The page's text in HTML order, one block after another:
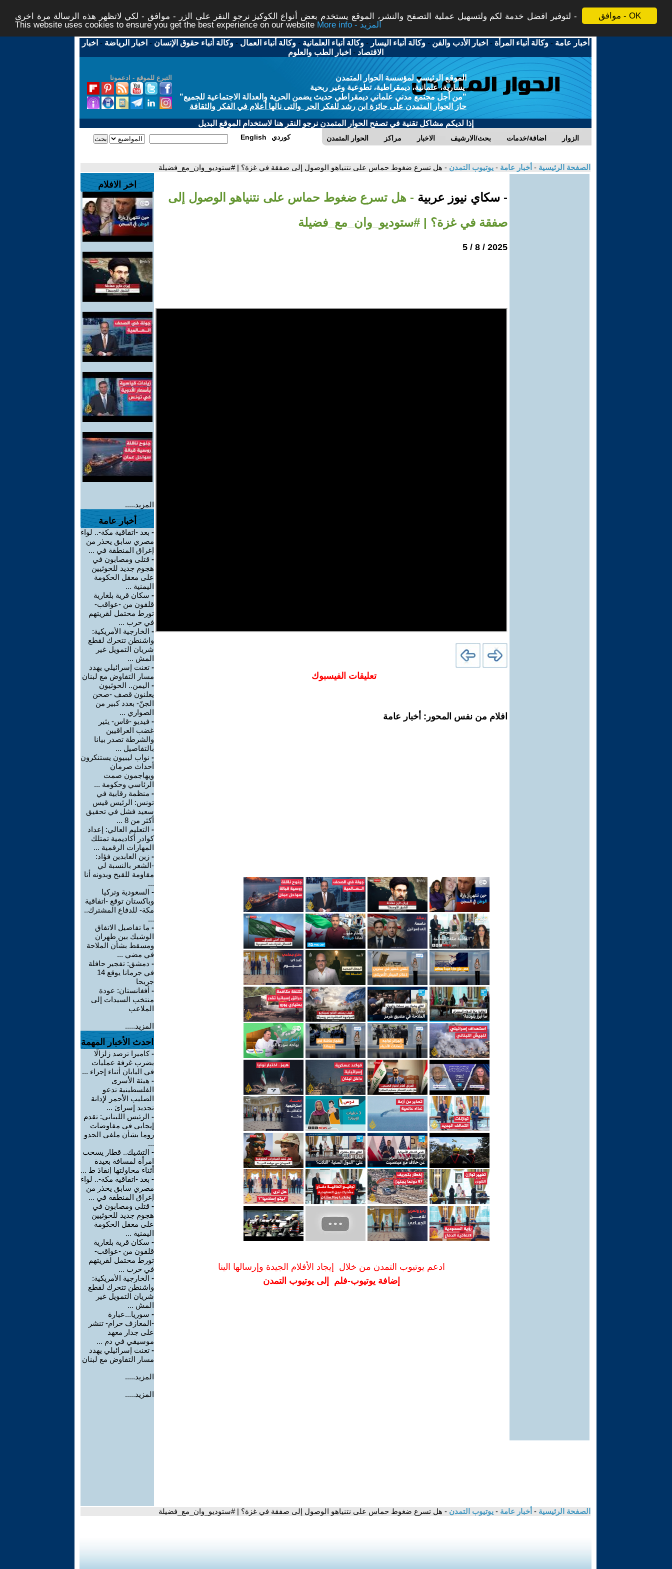
موافق - OK
لتوفير افضل خدمة لكم ولتسهيل عملية التصفح والنشر، الموقع يستخدم بعض أنواع الكوكيز نرجو النقر على الزر - موافق - لكي لاتظهر هذه الرسالة مرة اخرى -
This website uses cookies to ensure you get the best experience on our website
More info - المزيد
أخبار عامة -وكالة أنباء المرأة - اخبار الأدب والفن -وكالة أنباء اليسار -وكالة أنباء العلمانية -وكالة أنباء العمال -وكالة أنباء حقوق الإنسان - اخبار الرياضة - اخبار
الاقتصاد - اخبار الطب والعلوم
التبرع للموقع - ادعمونا
الموقع الرئيسي لمؤسسة الحوار المتمدن
يسارية، علمانية، ديمقراطية، تطوعية وغير ربحية
"من أجل مجتمع مدني علماني ديمقراطي حديث يضمن الحرية والعدالة الاجتماعية للجميع"
حاز الحوار المتمدن على جائزة ابن رشد للفكر الحر والتى نالها أعلام في الفكر والثقافة
إذا لديكم مشاكل تقنية في تصفح الحوار المتمدن نرجو النقر هنا لاستخدام الموقع البديل
الحوار المتمدن مراكز الاخبار بحث/الارشيف اضافة/خدمات الزوار English كوردي
الصفحة الرئيسية - أخبار عامة - يوتيوب التمدن - هل تسرع ضغوط حماس على نتنياهو الوصول إلى صفقة في غزة؟ | #ستوديو_وان_مع_فضيلة
- سكاي نيوز عربية - هل تسرع ضغوط حماس على نتنياهو الوصول إلى
صفقة في غزة؟ | #ستوديو_وان_مع_فضيلة
2025 / 8 / 5
تعليقات الفيسبوك
افلام من نفس المحور: أخبار عامة
ادعم يوتيوب التمدن من خلال إيجاد الأفلام الجيدة وإرسالها الينا
إضافة يوتيوب-فلم إلى يوتيوب التمدن
اخر الافلام
المزيد.....
أخبار عامة
- بعد -اتفاقية مكة-.. لواء
مصري سابق يحذر من
إغراق المنطقة في ...
- قتلى ومصابون في
هجوم جديد للحوثيين
على معقل الحكومة
اليمنية ...
- سكان قرية بلغارية
قلقون من -عواقب-
تورط محتمل لقريتهم
في حرب ...
- الخارجية الأمريكية:
واشنطن تتحرك لقطع
شريان التمويل غير
المش ...
- تعنت إسرائيلي يهدد
مسار التفاوض مع لبنان
- اليمن.. الحوثيون
يعلنون قصف -صحن
الجنّ- بعدد كبير من
الصواري ...
- فيديو -قاس- يثير
غضب العراقيين
والشرطة تصدر بيانا
بالتفاصيل ...
- نواب ليبيون يستنكرون
أحداث صرمان
ويهاجمون صمت
الرئاسي وحكومة ...
- منظمة رقابية في
تونس: الرئيس قيس
سعيد فشل في تحقيق
أكثر من 8 ...
- التعليم العالي: إعداد
كوادر أكاديمية تمتلك
المهارات الرقمية ...
- زين العابدين فؤاد:
-الشعر بالنسبة لي
مقاومة للقبح وبدونه أنا
...
- السعودية وتركيا
وباكستان توقع -اتفاقية
مكة- للدفاع المشترك..
...
- ما تفاصيل الاتفاق
الوشيك بين طهران
ومسقط بشأن الملاحة
في مضي ...
- دمشق: تفجير حافلة
في جرمانا يوقع 14
جريحا
- أفغانستان: عودة
منتخب السيدات إلى
الملاعب
المزيد.....
احدث الأخبار المهمة
-كاميرا ترصد زلزالًا
يضرب غرفة عمليات
في اليابان أثناء إجراء ...
- هيئة الأسرى
الفلسطينية تدعو
الصليب الأحمر لإدانة
تجديد إسرائ ...
- الرئيس اللبناني: تقدم
إيجابي في مفاوضات
روما بشأن ملفي الحدو
...
- التشيك.. قطار يسحب
امرأة لمسافة بعيدة
أثناء محاولتها إنقاذ ط ...
- بعد -اتفاقية مكة-.. لواء
مصري سابق يحذر من
إغراق المنطقة في ...
- قتلى ومصابون في
هجوم جديد للحوثيين
على معقل الحكومة
اليمنية ...
- سكان قرية بلغارية
قلقون من -عواقب-
تورط محتمل لقريتهم
في حرب ...
- الخارجية الأمريكية:
واشنطن تتحرك لقطع
شريان التمويل غير
المش ...
- سوريا...عبارة
-المعازف حرام- تنشر
على جدار معهد
موسيقي في دم ...
- تعنت إسرائيلي يهدد
مسار التفاوض مع لبنان
المزيد.....
المزيد.....
الصفحة الرئيسية - أخبار عامة - يوتيوب التمدن - هل تسرع ضغوط حماس على نتنياهو الوصول إلى صفقة في غزة؟ | #ستوديو_وان_مع_فضيلة